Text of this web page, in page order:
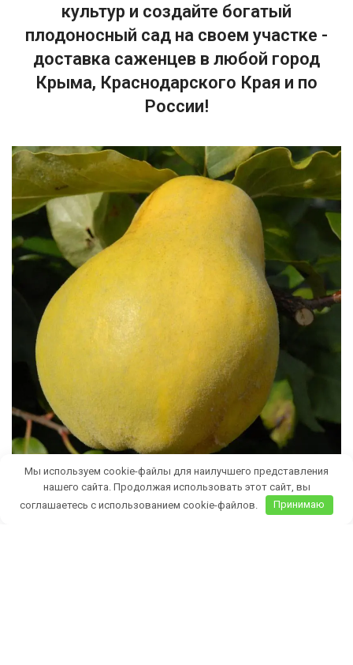
культур и создайте богатый
плодоносный сад на своем участке -
доставка саженцев в любой город
Крыма, Краснодарского Края и по
России!
Бесплатная доставка саженцев
Мы используем cookie-файлы для наилучшего представления
нашего сайта. Продолжая использовать этот сайт, вы
соглашаетесь с использованием cookie-файлов.
Принимаю